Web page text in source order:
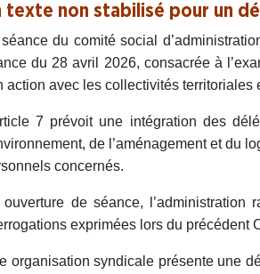
texte non stabilisé pour un
séance du comité social
du 28 avril 2026, consacrée à
action avec les collectivités territoriales
7 prévoit une intégration des
de l’aménagement et du
concernés.
ouverture de séance,
exprimées lors du précédent
organisation syndicale présente une